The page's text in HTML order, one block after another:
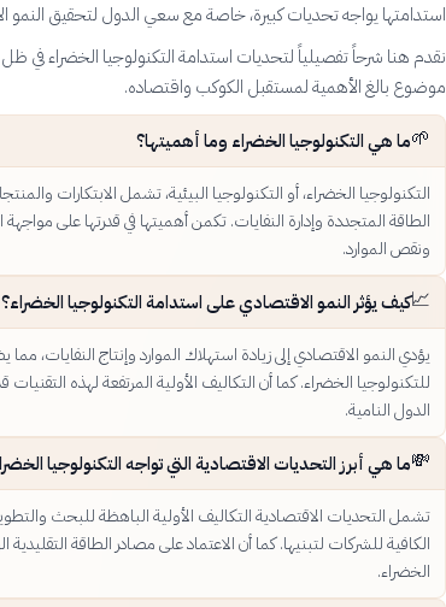
استدامتها يواجه تحديات كبيرة، خاصة مع سعي الدول لتحقيق النمو
نقدم هنا شرحاً تفصيلياً لتحديات استدامة التكنولوجيا الخضراء في
موضوع بالغ الأهمية لمستقبل الكوكب واقتصاده.
🌱ما هي التكنولوجيا الخضراء وما أهميتها؟
التكنولوجيا الخضراء، أو التكنولوجيا البيئية، تشمل الابتكارات
الطاقة المتجددة وإدارة النفايات. تكمن أهميتها في قدرتها على مواجهة
ونقص الموارد.
📈كيف يؤثر النمو الاقتصادي على استدامة التكنولوجيا الخضراء؟
يؤدي النمو الاقتصادي إلى زيادة استهلاك الموارد وإنتاج النفايات،
للتكنولوجيا الخضراء. كما أن التكاليف الأولية المرتفعة لهذه
الدول النامية.
💸ما هي أبرز التحديات الاقتصادية التي تواجه التكنولوجيا
تشمل التحديات الاقتصادية التكاليف الأولية الباهظة للبحث والتطوير
الكافية للشركات لتبنيها. كما أن الاعتماد على مصادر الطاقة
الخضراء.